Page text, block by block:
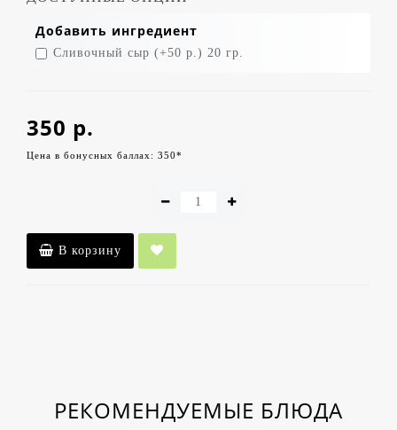
Добавить ингредиент
Сливочный сыр (+50 р.) 20 гр.
350 р.
Цена в бонусных баллах: 350*
В корзину
РЕКОМЕНДУЕМЫЕ БЛЮДА